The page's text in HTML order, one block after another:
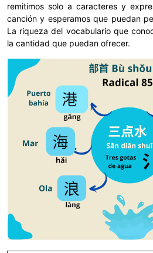
remitimos solo a caracteres y
canción y esperamos que puedan
La riqueza del vocabulario que
la cantidad que puedan ofrecer.